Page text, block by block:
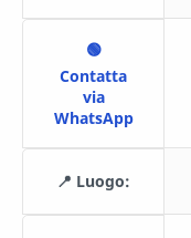
🟢
Contatta
via
WhatsApp
📍 Luogo: